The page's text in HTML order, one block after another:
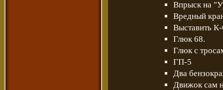
Впрыск на
Вредный
Выставить
Глюк 68.
Глюк с
ГП-5
Два
Движок сам